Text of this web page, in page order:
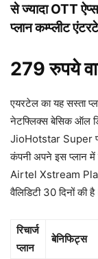
से ज्यादा OTT
प्लान कम्प्लीट
279 रुपये
एयरटेल का यह सस्ता
नेटफ्लिक्स बेसिक ऑल
JioHotstar Super
कंपनी अपने इस प्लान में
Airtel Xstream Play
वैलिडिटी 30 दिनों की
रिचार्ज
प्लान
बेनिफिट्स